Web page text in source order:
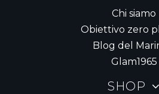
Chi siamo
Obiettivo zero
Blog del
Glam1965
SHOP